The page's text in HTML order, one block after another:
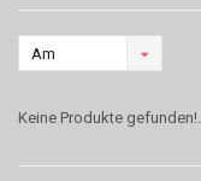
Am
angesehen
Keine Produkte